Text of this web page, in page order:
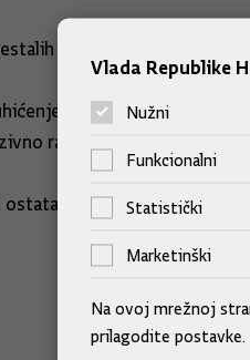
osoba, od kojih se ne
i izručenje iz
rade.
su dokaz
Vlada Republike
Nužni
Funkcionalni
Statistički
Marketinški
Na ovoj mrežnoj
prilagodite postavke.